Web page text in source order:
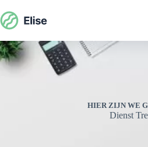
naar
de
HIER ZIJN WE
Dienst